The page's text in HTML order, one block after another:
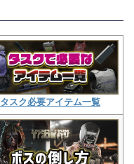
タスク必要アイテム一覧